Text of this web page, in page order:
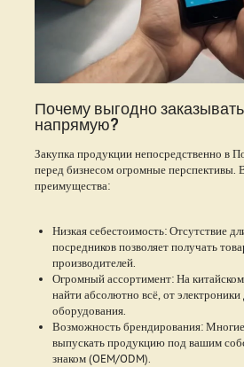
Почему выгодно
напрямую?
Закупка продукции непосредственно в
перед бизнесом огромные перспективы.
преимущества:
Низкая себестоимость: Отсутствие
посредников позволяет получать
производителей.
Огромный ассортимент: На
найти абсолютно всё, от
оборудования.
Возможность брендирования:
выпускать продукцию под вашим
знаком (OEM/ODM).